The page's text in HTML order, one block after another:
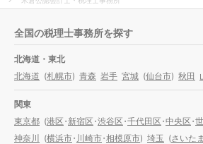
全国の税理士事務所を探す
北海道・東北
北海道 (札幌市) 青森 岩手 宮城 (仙台市) 秋田
関東
東京都 (港区・新宿区・渋谷区・千代田区・中央区・
神奈川 (横浜市・川崎市・相模原市) 埼玉 (さいた